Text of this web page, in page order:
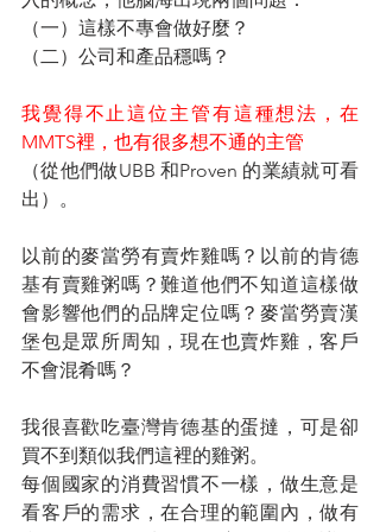
（一）這樣不專會做好麼？
（二）公司和產品穩嗎？
我覺得不止這位主管有這種想法，在
MMTS裡，也有很多想不通的主管
（從他們做UBB 和Proven 的業績就可看
出）。
以前的麥當勞有賣炸雞嗎？以前的肯德
基有賣雞粥嗎？難道他們不知道這樣做
會影響他們的品牌定位嗎？麥當勞賣漢
堡包是眾所周知，現在也賣炸雞，客戶
不會混肴嗎？
我很喜歡吃臺灣肯德基的蛋撻，可是卻
買不到類似我們這裡的雞粥。
每個國家的消費習慣不一樣，做生意是
看客戶的需求，在合理的範圍內，做有